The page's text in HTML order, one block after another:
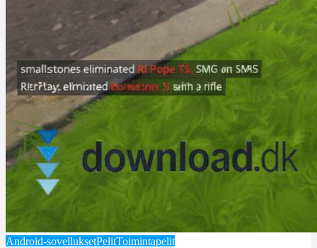
Android-sovelluksetPelitToimintapelit